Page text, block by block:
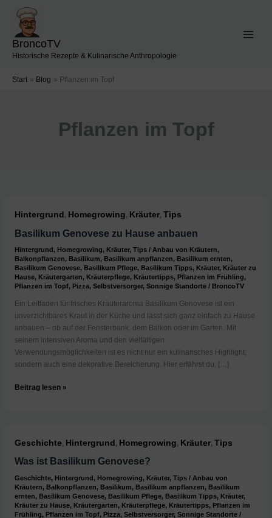
Inhalt
springen
BroncoTV
Historische Rezepte & Kulinarische Anthropologie
Start Blog Pflanzen im Topf
Pflanzen im Topf
Hintergrund, Homegrowing, Kräuter,Tips
Basilikum Genovese zu Hause anbauen
Hintergrund, Homegrowing, Kräuter,Tips / Anbau von Kräutern,
Balkonpflanzen, Basilikum, Basilikum anpflanzen, Basilikum ernten,
Basilikum Genovese, Basilikum Pflege, Basilikum Tipps, Kräuter, Kräuter zu
Hause, Kräutergarten, Kräuterpflege, Kräutertipps, Pflanzen im Frühling,
Pflanzen im Topf, Pizza,Selbstversorger,Sonnige Standorte / BroncoTV
Ein Leitfaden für frisches Kräuteraroma Basilikum Genovese ist ein
unverzichtbares Kraut in der Küche und lässt sich ganz einfach zu Hause
anbauen – ob auf der Fensterbank, dem Balkon oder im Garten. Mit
seinem intensiven Aroma und den vielfältigen
Verwendungsmöglichkeiten ist es nicht nur ein kulinarisches Highlight,
sondern auch eine dekorative Bereicherung. Hier erfährst du, […]
Basilikum
Beitrag lesen »
Geschichte, Hintergrund, Homegrowing, Kräuter,Tips
Was ist Basilikum Genovese?
Geschichte, Hintergrund, Homegrowing, Kräuter,Tips / Anbau von
Kräutern, Balkonpflanzen, Basilikum, Basilikum anpflanzen, Basilikum
ernten, Basilikum Genovese, Basilikum Pflege, Basilikum Tipps, Kräuter,
Kräuter zu Hause, Kräutergarten, Kräuterpflege, Kräutertipps, Pflanzen im
Frühling, Pflanzen im Topf, Pizza,Selbstversorger,Sonnige Standorte /